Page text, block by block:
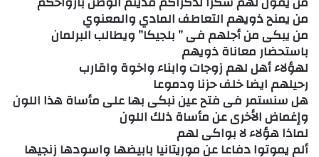
من يمنح ذويهم التعاطف المادي والمعنوي
من يبكى من أجلهم فى ” بلجيكا” ويطالب البرلمان
باستحضار معاناة ذويهم
لهؤلاء أهل لهم زوجات وابناء واخوة واقارب
رحيلهم ايضا خلف حزنا ودموعا
هل سنستمر فى فتح عين نبكى بها على مأساة هذا اللون
وإغماض الأخرى عن مأساة ذلك اللون
لماذا هؤلاء لا بواكى لهم
ألم يموتوا دفاعا عن موريتانيا بابيضها واسودها زنجيها